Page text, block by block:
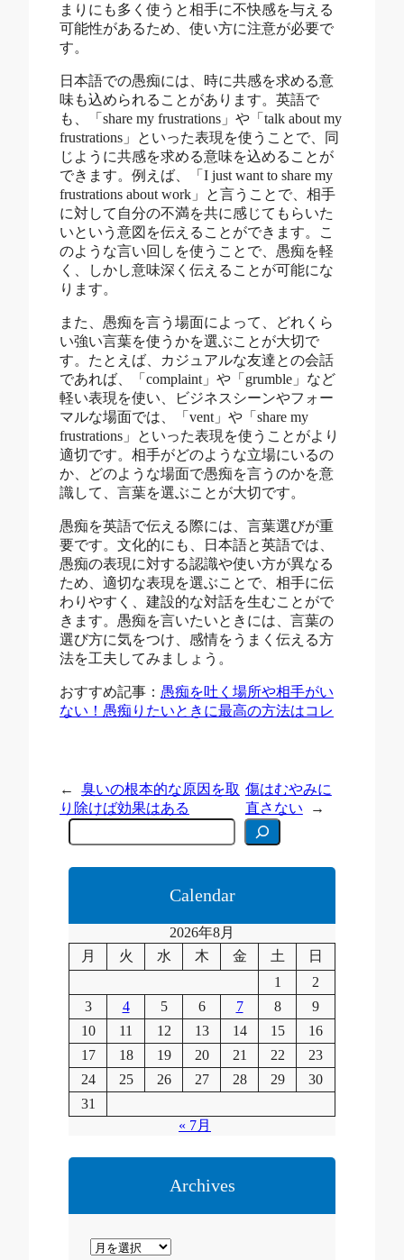
まりにも多く使うと相手に不快感を与える
可能性があるため、使い方に注意が必要で
す。
日本語での愚痴には、時に共感を求める意
味も込められることがあります。英語で
も、「share my frustrations」や「talk about my
frustrations」といった表現を使うことで、同
じように共感を求める意味を込めることが
できます。例えば、「I just want to share my
frustrations about work」と言うことで、相手
に対して自分の不満を共に感じてもらいた
いという意図を伝えることができます。こ
のような言い回しを使うことで、愚痴を軽
く、しかし意味深く伝えることが可能にな
ります。
また、愚痴を言う場面によって、どれくら
い強い言葉を使うかを選ぶことが大切で
す。たとえば、カジュアルな友達との会話
であれば、「complaint」や「grumble」など
軽い表現を使い、ビジネスシーンやフォー
マルな場面では、「vent」や「share my
frustrations」といった表現を使うことがより
適切です。相手がどのような立場にいるの
か、どのような場面で愚痴を言うのかを意
識して、言葉を選ぶことが大切です。
愚痴を英語で伝える際には、言葉選びが重
要です。文化的にも、日本語と英語では、
愚痴の表現に対する認識や使い方が異なる
ため、適切な表現を選ぶことで、相手に伝
わりやすく、建設的な対話を生むことがで
きます。愚痴を言いたいときには、言葉の
選び方に気をつけ、感情をうまく伝える方
法を工夫してみましょう。
おすすめ記事： 愚痴を吐く場所や相手がい
ない！愚痴りたいときに最高の方法はコレ
←
臭いの根本的な原因を取
り除けば効果はある
傷はむやみに
直さない
→
C
e
c
Calendar
2026年8月
月
火 水 木 金 土
日
1
2
3
4 5 6 7 8
9
10
11 12 13 14 15
16
17
18 19 20 21 22
23
24
25 26 27 28 29
30
31
« 7月
Archives
ア